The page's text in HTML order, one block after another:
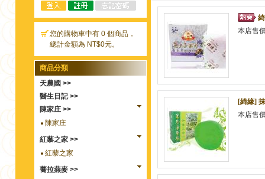
您的購物車中有 0 個商品，
總計金額為 NT$0元。
商品分類
天農國 >>
醫生日記 >>
陳家庄 >>
陳家庄
紅藜之家 >>
紅藜之家
蕎拉燕麥 >>
本店售
[綺緣]
本店售